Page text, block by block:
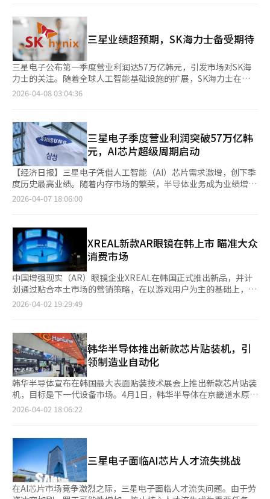
片和主基板的高密度封装基板，是AI服务器和高性能计算（HPC）
的关键部件。三星电机近期快速扩展FC-BGA业务，已向AMD供应
服务器用FC-BGA，并有望为特斯拉的自动驾驶AI芯片AI6提供产
品。三星电机社长张德贤在年初的CES 2026上表示，随着全球大
科技公司加大对AI服务器和数据中心的投资，FC-BGA基板的需求
大幅增加。※ 本报道经人工智能（AI）系统翻译与编辑。
三星业绩超预期，SK海力士备受期待
三星电子公布第一季度营业利润达57万亿韩元，引发市场对SK海
力士的关注。随着全球人工智能基础设施的扩展，SK海力士在高
带宽内存（HBM）市场的领先地位预计将推动其第一季度营业利
等全球科技巨头为争夺AI芯片主导权，纷纷向SK海力士示好，其价
格谈判能力达到历史新高。 SK海力士已宣布今年HBM供应量售
罄，显示出其市场主导力。SK海力士总裁郭鲁正表示，今年HBM
的供应量已售罄，明年的供应计划将在上半年内与客户协商完毕。
SK海力士通过与客户签订长期供应合同，不仅扩大了生产量，还
确保了稳定的收益结构。特别是HBM的销售比例增加，推动了整
体收益结构的质变。 NAND闪存的需求也在增加，尤其是高容量企
业级SSD在AI服务器扩展中成为必需品。第一季度NAND出货量较
幅。SK海力士在eSSD市场的主导地位使其成为继HBM之后的又一
盈利支柱。 SK海力士计划通过HBM4工艺创新保持技术领先地
位，并通过高附加值产品组合如HBM4和服务器用DDR5来增强市
场主导权。 根据市场研究公司Counterpoint Research的数据，
去年第四季度全球HBM市场中，SK海力士以57%的市场份额位居
第一，三星电子以22%位居第二。 业内人士表示：“SK海力士不
仅是简单的部件供应商，更是AI生态系统的核心合作伙伴。凭借在
HBM市场的独特竞争力，将继续实现前所未有的业绩表现。”※
2026-04-08 03:04:36
三星电子季度营业利润突破57万亿韩
元，AI芯片超级周期启动
【经济日报】三星电子凭借人工智能（AI）芯片需求激增，创下季
度历史最高业绩。随着内存市场的繁荣，半导体业务成为业绩增长
的主要动力。三星电子今年第一季度实现了133万亿韩元的销售额
体行业结构变化的信号。由于AI的扩散，数据中心投资激增，内存
需求爆发性增长。特别是以高带宽内存（HBM）为中心的AI内存需
求激增，价格上涨直接推动了业绩改善。业内认为，第一季度
DRAM和NAND价格较上季度大幅上涨。过去半导体行业的竞争中
心在于代工或逻辑芯片，而现在内存成为性能和供应的关键变量。
AI计算过程中数据处理和传输的重要性提升，内存性能决定了整个
系统的效率。在这一趋势下，三星电子凭借内存、代工和封装
的“综合半导体”结构，最大化了收益。特别是通过量产下一代
差异。半导体业务的设备解决方案（DS）部门引领业绩，而智能
手机和家电等成品业务因成本压力和需求放缓表现相对疲软。业内
认为，此次业绩标志着AI芯片超级周期的正式启动。内存价格上涨
和数据中心投资扩大可能会持续推动业绩增长。特别是AI基础设施
投资已成为结构性增长趋势，内存需求可能长期扩大。全球大型科
技公司持续扩大数据中心投资，生成型AI服务的扩散使计算量和数
据处理规模呈指数增长。实际上，云计算和AI企业将GPU和HBM
等高性能内存作为核心投资项目，不仅新建数据中心，还同时升级
化，需要更快处理更多数据，单台服务器的内存配置量也在增加。
基础设施扩展和设备升级同时进行，内存需求呈现出与经济周期无
关的结构性增长。尽管如此，半导体行业特有的波动性和大规模设
备投资负担仍是变量。需求变化可能导致价格波动性扩大。然而，
随着AI为中心的产业结构加强，半导体竞争的重心从性能转向“数
据处理能力”，内存成为主导。这一业绩不仅是简单的繁荣，更显
2026-04-07 18:06:00
XREAL新款AR眼镜在韩上市 瞄准大众
消费市场
中国增强现实（AR）眼镜企业XREAL在韩国正式推出新品，并计
划通过贴合本土市场的营销策略，在以游戏用户为主的基础上，进
一步拓展至普通消费者。 据业内2日消息，XREAL自1日起在韩国
层次需求，并指出，可使日常游戏在三维（3D）空间中呈现，同
时将桌面环境拓展为创意工作空间。 此次推出的产品最大特点在
于可将2D内容自动转换为3D。用户无需额外安装应用程序，仅需
通过C型接口将眼镜与手机或笔记本电脑连接，即可将优兔
（YouTube）及各类在线视频服务（OTT）内容以3D形式呈现，
进一步提升使用便捷性。 在使用体验方面，XREAL针对长期困扰
行业的眩晕问题进行了重点优化。以往AR眼镜在用户移动时画面
随之位移，长时间使用易引发不适，被视为制约产品普及的主要障
特定位置。杨英花表示，解决眩晕问题是本次新品开发的核心目
标，并指出通过自主研发的空间计算处理器X1芯片，实现了相关技
术突破。 在硬件配置方面，产品采用宽屏显示，声音通过镜腿内
置扬声器输出，大部分功能可通过镜腿按键完成操作。该产品定价
为65万韩元（约合人民币2964元），消费者可通过线上平台购
买，未来还将拓展至新世界百货等线下渠道。公司设定今年韩国市
2026-04-02 19:29:49
韩华半导体推出新款芯片贴装机，引
领制造业自动化
韩华半导体宣布在韩国最大表面贴装技术展会上推出新款芯片贴装
机，目标是下一代设备市场。4月1日，韩华半导体在京畿道水原会
展中心的“SSPA 2026”上展示了包括“DECAN S1 Plus”和“S2
于前代产品，缩短了约30%的识别时间，每小时可贴装9.5万个芯
片。其自主研发的视觉技术可自动确认和校正贴装点，减少组件和
成本损失。此外，“DECAN S2 Plus”可支持重达4.5公斤的印刷
电路板，用户界面友好，显示屏更大，提升了使用便利性。韩华半
导体还展示了“HM520W”等高速芯片贴装机、支持智能工厂
2026-04-02 18:06:22
三星电子面临AI芯片人才流失挑战
在AI芯片市场竞争激烈之际，三星电子面临人才流失问题。由于劳